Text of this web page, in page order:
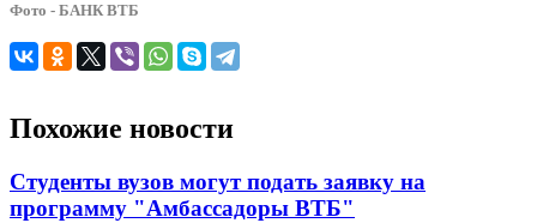
Фото - БАНК ВТБ
Похожие новости
Студенты вузов могут подать заявку на
программу "Амбассадоры ВТБ"